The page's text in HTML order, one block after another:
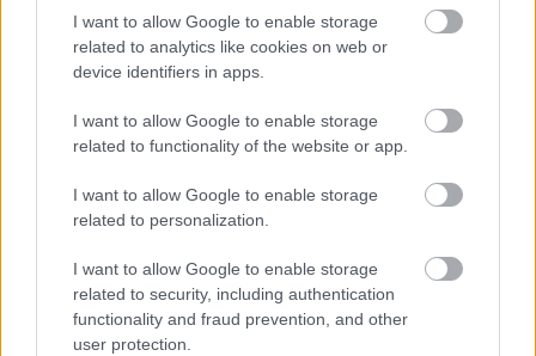
I want to allow Google to enable storage
related to analytics like cookies on web or
device identifiers in apps.
I want to allow Google to enable storage
related to functionality of the website or app.
I want to allow Google to enable storage
related to personalization.
I want to allow Google to enable storage
related to security, including authentication
functionality and fraud prevention, and other
user protection.
amely az ókorig nyúlik vissza. Változatos
domborzat jellemzi, homokos strandokkal, buja
völgyekk
Görög tengerpart - Városok, térképek,
2024. március 7.
A görög tengerpart több, mint 13 700